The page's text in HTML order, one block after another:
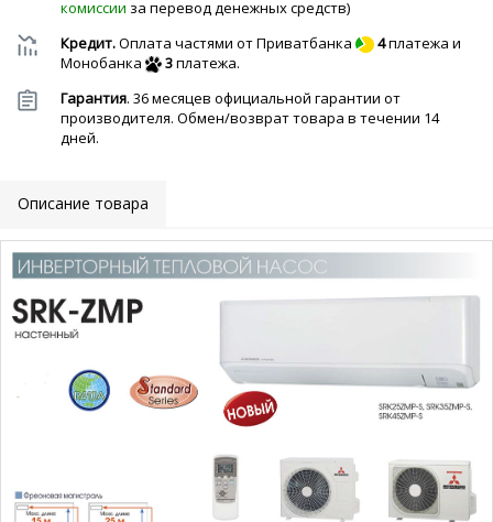
комиссии за перевод денежных средств)
Кредит.Оплата частями от Приватбанка 4платежа и
Монобанка
3платежа.
Гарантия. 36 месяцев официальной гарантии от
производителя. Обмен/возврат товара в течении 14
дней.
Описание товара